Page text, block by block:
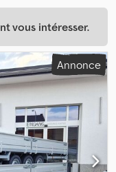
vous intéresser.
Annonce